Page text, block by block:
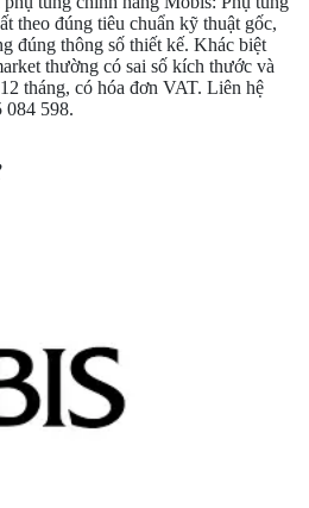
theo đúng tiêu chuẩn kỹ thuật gốc,
đúng thông số thiết kế. Khác biệt
thường có sai số kích thước và
tháng, có hóa đơn VAT. Liên hệ
084 598.